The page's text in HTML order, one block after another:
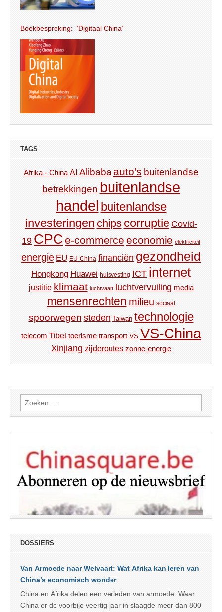
Boekbespreking: ‘Digitaal China’
TAGS
Afrika - China AI Alibaba auto's buitenlandse
betrekkingen buitenlandse
handel buitenlandse
investeringen chips corruptie Covid-
19 CPC e-commerce economie elektriciteit
energie EU EU-China financiën gezondheid
Hongkong Huawei huisvesting ICT internet
justitie klimaat luchtvaart luchtvervuiling media
mensenrechten milieu sociaal
spoorwegen steden Taiwan technologie
telecom Tibet toerisme transport VS VS-China
Xinjiang zijderoutes zonne-energie
Zoeken
naar:
DOSSIERS
Van Armoede naar Welvaart: Wat Afrika kan leren van
China’s economisch wonder
China en Afrika delen een verleden van armoede. Waar
China er de voorbije veertig jaar in slaagde meer dan 800